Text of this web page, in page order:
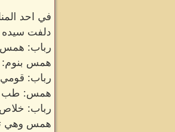
في احد
دلفت سيده
رباب:
همس بنوم:
رباب: قومي
همس: طب
رباب:
همس وهي